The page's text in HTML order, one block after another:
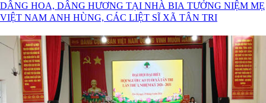
DÂNG HOA, DÂNG HƯƠNG TẠI NHÀ BIA TƯỞNG NIỆM MẸ
VIỆT NAM ANH HÙNG, CÁC LIỆT SĨ XÃ TÂN TRI